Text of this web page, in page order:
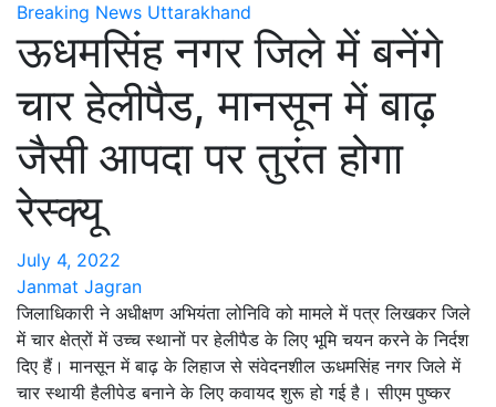
Breaking News Uttarakhand
ऊधमसिंह नगर जिले में बनेंगे
चार हेलीपैड, मानसून में बाढ़
जैसी आपदा पर तुरंत होगा
रेस्क्यू
July 4, 2022
Janmat Jagran
जिलाधिकारी ने अधीक्षण अभियंता लोनिवि को मामले में पत्र लिखकर जिले
में चार क्षेत्रों में उच्च स्थानों पर हेलीपैड के लिए भूमि चयन करने के निर्दश
दिए हैं। मानसून में बाढ़ के लिहाज से संवेदनशील ऊधमसिंह नगर जिले में
चार स्थायी हैलीपेड बनाने के लिए कवायद शुरू हो गई है। सीएम पुष्कर